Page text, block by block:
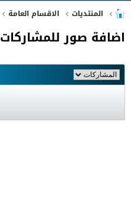
المنتديات الاقسام العامة
اضافة صور للمشاركات